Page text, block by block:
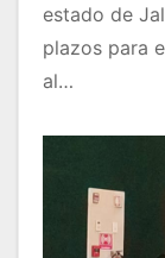
estado de
plazos para
al…